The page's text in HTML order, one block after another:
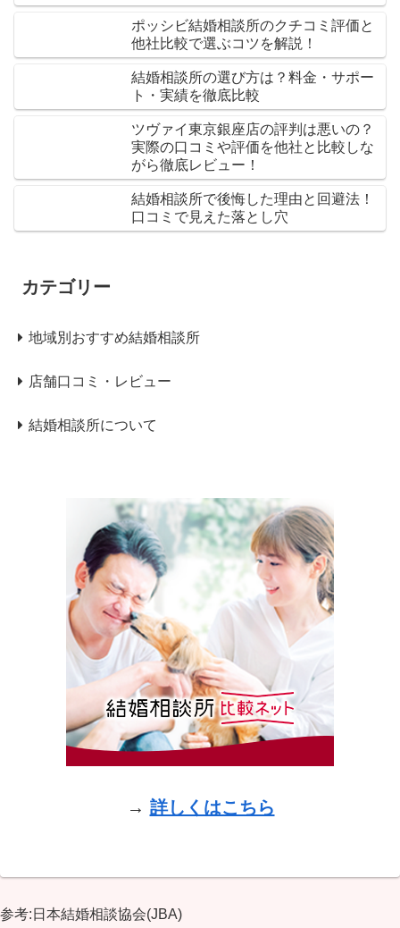
ポッシビ結婚相談所のクチコミ評価と
他社比較で選ぶコツを解説！
結婚相談所の選び方は？料金・サポー
ト・実績を徹底比較
ツヴァイ東京銀座店の評判は悪いの？
実際の口コミや評価を他社と比較しな
がら徹底レビュー！
結婚相談所で後悔した理由と回避法！
口コミで見えた落とし穴
カテゴリー
地域別おすすめ結婚相談所
店舗口コミ・レビュー
結婚相談所について
→ 詳しくはこちら
参考:日本結婚相談協会(JBA)